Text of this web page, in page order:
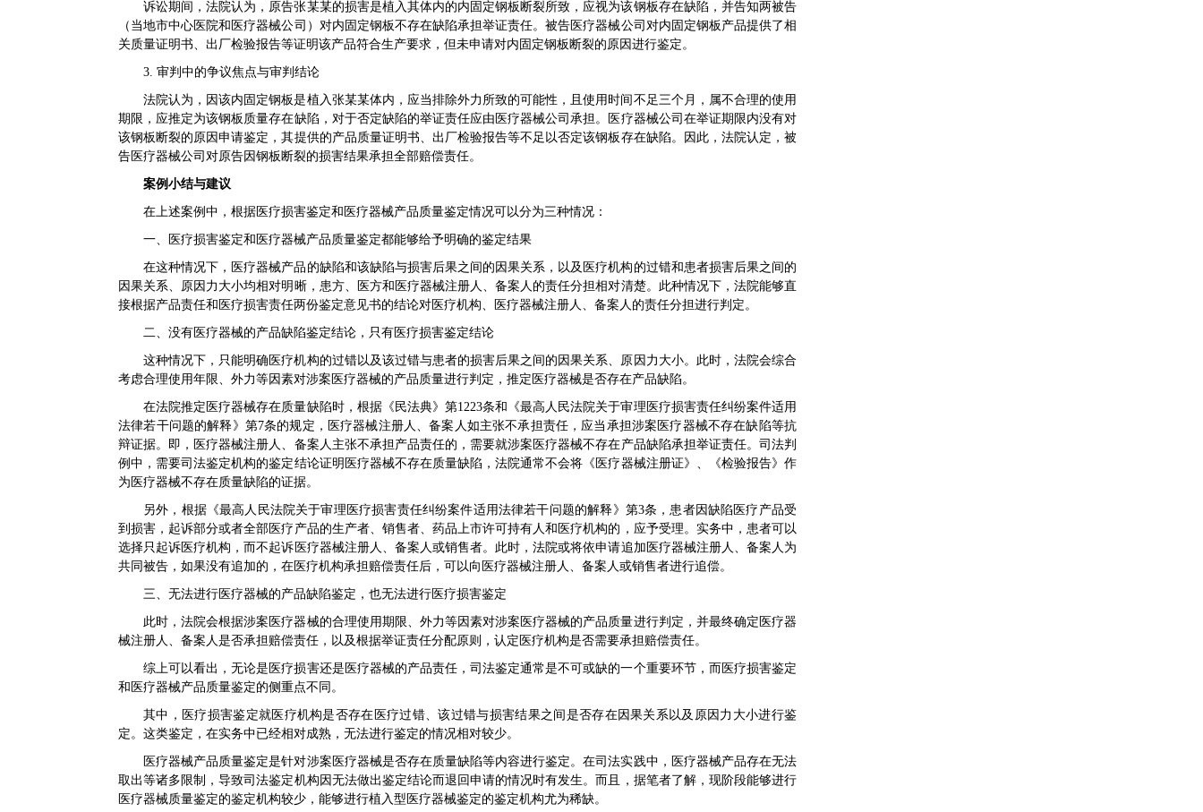
诉讼期间，法院认为，原告张某某的损害是植入其体内的内固定钢板断裂所致，应视为该钢板存在缺陷，并告知两被告
（当地市中心医院和医疗器械公司）对内固定钢板不存在缺陷承担举证责任。被告医疗器械公司对内固定钢板产品提供了相
关质量证明书、出厂检验报告等证明该产品符合生产要求，但未申请对内固定钢板断裂的原因进行鉴定。
3. 审判中的争议焦点与审判结论
法院认为，因该内固定钢板是植入张某某体内，应当排除外力所致的可能性，且使用时间不足三个月，属不合理的使用
期限，应推定为该钢板质量存在缺陷，对于否定缺陷的举证责任应由医疗器械公司承担。医疗器械公司在举证期限内没有对
该钢板断裂的原因申请鉴定，其提供的产品质量证明书、出厂检验报告等不足以否定该钢板存在缺陷。因此，法院认定，被
告医疗器械公司对原告因钢板断裂的损害结果承担全部赔偿责任。
案例小结与建议
在上述案例中，根据医疗损害鉴定和医疗器械产品质量鉴定情况可以分为三种情况：
一、医疗损害鉴定和医疗器械产品质量鉴定都能够给予明确的鉴定结果
在这种情况下，医疗器械产品的缺陷和该缺陷与损害后果之间的因果关系，以及医疗机构的过错和患者损害后果之间的
因果关系、原因力大小均相对明晰，患方、医方和医疗器械注册人、备案人的责任分担相对清楚。此种情况下，法院能够直
接根据产品责任和医疗损害责任两份鉴定意见书的结论对医疗机构、医疗器械注册人、备案人的责任分担进行判定。
二、没有医疗器械的产品缺陷鉴定结论，只有医疗损害鉴定结论
这种情况下，只能明确医疗机构的过错以及该过错与患者的损害后果之间的因果关系、原因力大小。此时，法院会综合
考虑合理使用年限、外力等因素对涉案医疗器械的产品质量进行判定，推定医疗器械是否存在产品缺陷。
在法院推定医疗器械存在质量缺陷时，根据《民法典》第1223条和《最高人民法院关于审理医疗损害责任纠纷案件适用
法律若干问题的解释》第7条的规定，医疗器械注册人、备案人如主张不承担责任，应当承担涉案医疗器械不存在缺陷等抗
辩证据。即，医疗器械注册人、备案人主张不承担产品责任的，需要就涉案医疗器械不存在产品缺陷承担举证责任。司法判
例中，需要司法鉴定机构的鉴定结论证明医疗器械不存在质量缺陷，法院通常不会将《医疗器械注册证》、《检验报告》作
为医疗器械不存在质量缺陷的证据。
另外，根据《最高人民法院关于审理医疗损害责任纠纷案件适用法律若干问题的解释》第3条，患者因缺陷医疗产品受
到损害，起诉部分或者全部医疗产品的生产者、销售者、药品上市许可持有人和医疗机构的，应予受理。实务中，患者可以
选择只起诉医疗机构，而不起诉医疗器械注册人、备案人或销售者。此时，法院或将依申请追加医疗器械注册人、备案人为
共同被告，如果没有追加的，在医疗机构承担赔偿责任后，可以向医疗器械注册人、备案人或销售者进行追偿。
三、无法进行医疗器械的产品缺陷鉴定，也无法进行医疗损害鉴定
此时，法院会根据涉案医疗器械的合理使用期限、外力等因素对涉案医疗器械的产品质量进行判定，并最终确定医疗器
械注册人、备案人是否承担赔偿责任，以及根据举证责任分配原则，认定医疗机构是否需要承担赔偿责任。
综上可以看出，无论是医疗损害还是医疗器械的产品责任，司法鉴定通常是不可或缺的一个重要环节，而医疗损害鉴定
和医疗器械产品质量鉴定的侧重点不同。
其中，医疗损害鉴定就医疗机构是否存在医疗过错、该过错与损害结果之间是否存在因果关系以及原因力大小进行鉴
定。这类鉴定，在实务中已经相对成熟，无法进行鉴定的情况相对较少。
医疗器械产品质量鉴定是针对涉案医疗器械是否存在质量缺陷等内容进行鉴定。在司法实践中，医疗器械产品存在无法
取出等诸多限制，导致司法鉴定机构因无法做出鉴定结论而退回申请的情况时有发生。而且，据笔者了解，现阶段能够进行
医疗器械质量鉴定的鉴定机构较少，能够进行植入型医疗器械鉴定的鉴定机构尤为稀缺。